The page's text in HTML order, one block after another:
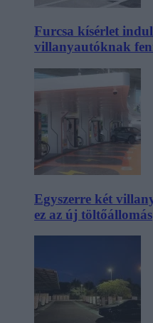
Furcsa kísérlet
villanyautóknak
Egyszerre két
ez az új töltőállomás